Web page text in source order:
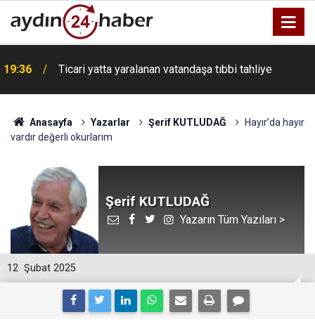
19:36 Ticari yatta yaralanan vatandaşa tıbbi tahliye
Anasayfa Yazarlar Şerif KUTLUDAĞ
Hayır’da hayır
vardır değerli okurlarım
Şerif KUTLUDAĞ
Yazarın Tüm Yazıları >
12 Şubat 2025